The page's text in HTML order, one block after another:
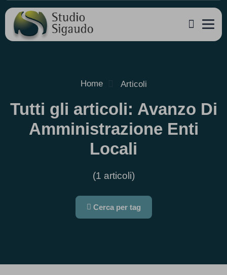
Home Articoli
Tutti gli articoli: Avanzo Di
Amministrazione Enti
Locali
(1 articoli)
Cerca per tag